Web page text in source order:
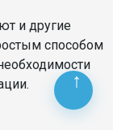
и другие
способом